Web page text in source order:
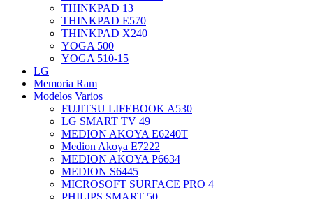
THINKPAD 13
THINKPAD E570
THINKPAD X240
YOGA 500
YOGA 510-15
LG
Memoria Ram
Modelos Varios
FUJITSU LIFEBOOK A530
LG SMART TV 49
MEDION AKOYA E6240T
Medion Akoya E7222
MEDION AKOYA P6634
MEDION S6445
MICROSOFT SURFACE PRO 4
PHILIPS SMART 50